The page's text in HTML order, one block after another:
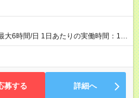
大6時間/日 1日あたりの実働時間：1時
時から10時 ・13時から15時 ご都合の
す。
募する 詳細へ